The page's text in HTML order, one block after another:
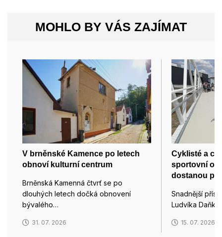
MOHLO BY VÁS ZAJÍMAT
V brněnské Kamence po letech
obnoví kulturní centrum
Brněnská Kamenná čtvrť se po
dlouhých letech dočká obnovení
bývalého…
31. 07. 2026
Cyklisté a
sportovní
dostanou po
Snadnější
Ludvíka
15. 07. 2026